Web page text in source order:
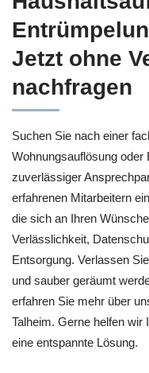
Jetzt ohne
nachfragen
Suchen Sie nach einer
Wohnungsauflösung oder
zuverlässiger
erfahrenen Mitarbeitern
die sich an Ihren
Verlässlichkeit,
Entsorgung. Verlassen
und sauber geräumt
erfahren Sie mehr über
Talheim. Gerne helfen wir
eine entspannte Lösung.